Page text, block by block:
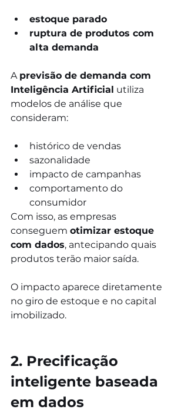
estoque parado
ruptura de produtos com
alta demanda
A previsão de demanda com
Inteligência Artificial utiliza
modelos de análise que
consideram:
histórico de vendas
sazonalidade
impacto de campanhas
comportamento do
consumidor
Com isso, as empresas
conseguem otimizar estoque
com dados, antecipando quais
produtos terão maior saída.
O impacto aparece diretamente
no giro de estoque e no capital
imobilizado.
2. Precificação
inteligente baseada
em dados